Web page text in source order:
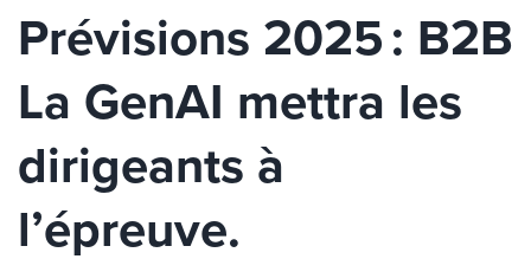
Prévisions 2025 : B2B
La GenAI mettra les
dirigeants à
l’épreuve.